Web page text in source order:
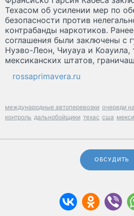
Техасом об усилении мер по
безопасности против
контрабанды наркотиков.
соглашения были заключены с
Нуэво-Леон, Чиуауа и Коауила,
мексиканских штатов,
rossaprimavera.ru
международные автоперевозки очереди
контроль дальнобойщики техас сша
ОБСУДИТЬ